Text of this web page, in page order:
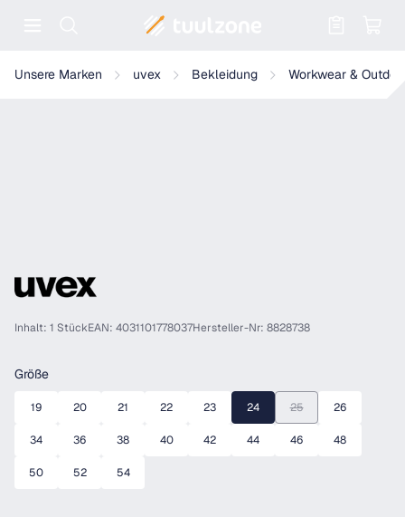
Unsere Marken uvex Bekleidung Workwear &
uvex suXXeed Damen Hose slim fit
Inhalt: 1 StückEAN: 4031101778037Hersteller-Nr: 8828738
Größeauswählen
19 20 21 22 23 24 25(Diese Option ist
26
34 36 38 40 42 44 46 48
50 52 54